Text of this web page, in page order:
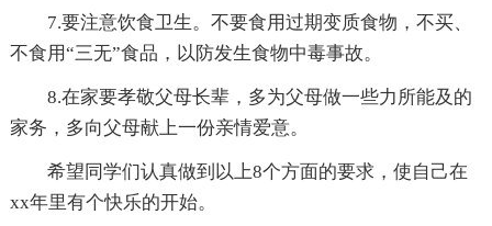
7.要注意饮食卫生。不要食用过期变质食物，不买、
不食用“三无”食品，以防发生食物中毒事故。
8.在家要孝敬父母长辈，多为父母做一些力所能及的
家务，多向父母献上一份亲情爱意。
希望同学们认真做到以上8个方面的要求，使自己在
xx年里有个快乐的开始。